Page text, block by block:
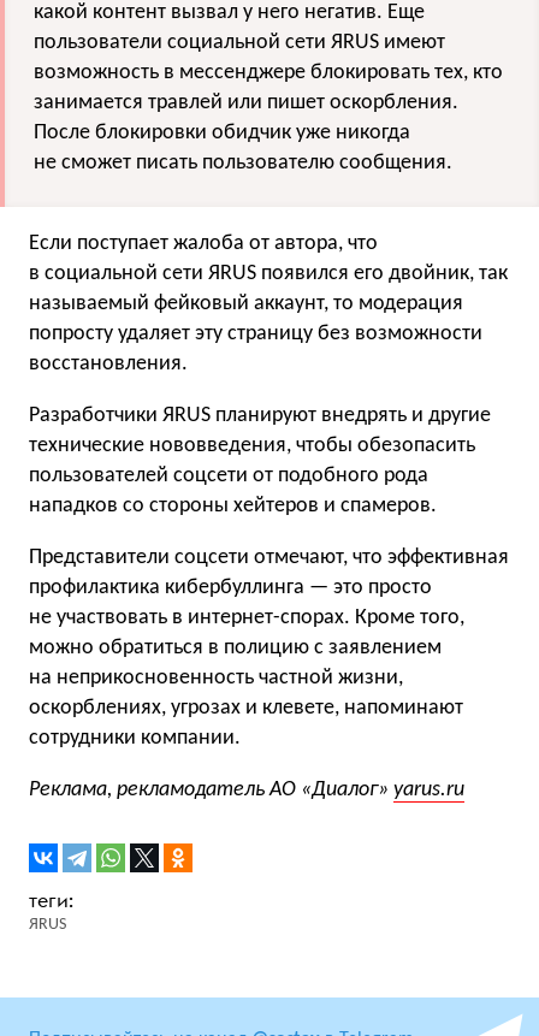
какой контент вызвал у него негатив. Еще
пользователи социальной сети ЯRUS имеют
возможность в мессенджере блокировать тех, кто
занимается травлей или пишет оскорбления.
После блокировки обидчик уже никогда
не сможет писать пользователю сообщения.
Если поступает жалоба от автора, что
в социальной сети ЯRUS появился его двойник, так
называемый фейковый аккаунт, то модерация
попросту удаляет эту страницу без возможности
восстановления.
Разработчики ЯRUS планируют внедрять и другие
технические нововведения, чтобы обезопасить
пользователей соцсети от подобного рода
нападков со стороны хейтеров и спамеров.
Представители соцсети отмечают, что эффективная
профилактика кибербуллинга — это просто
не участвовать в интернет-спорах. Кроме того,
можно обратиться в полицию с заявлением
на неприкосновенность частной жизни,
оскорблениях, угрозах и клевете, напоминают
сотрудники компании.
Реклама, рекламодатель АО «Диалог» yarus.ru
ЯRUS